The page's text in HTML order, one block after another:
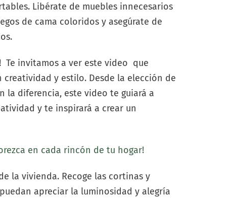
Libérate de muebles innecesarios
de cama coloridos y asegúrate de
Te invitamos a ver este video que
y estilo. Desde la elección de
la diferencia, este video te guiará a
y te inspirará a crear un
en cada rincón de tu hogar!
la vivienda. Recoge las cortinas y
apreciar la luminosidad y alegría